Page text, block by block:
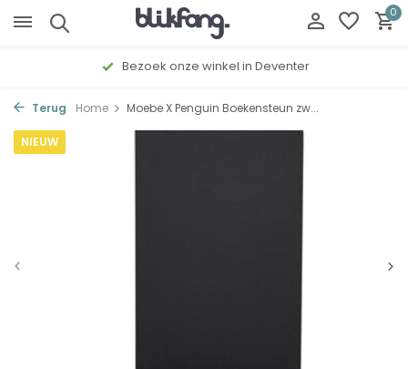
0
Bezoek onze winkel in Deventer
Terug Home Moebe X Penguin Boekensteun zw...
NIEUW